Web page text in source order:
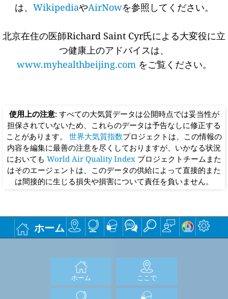
は、 WikipediaやAirNowを参照してください。
北京在住の医師Richard Saint Cyr氏による大変役に立
つ健康上のアドバイスは、
www.myhealthbeijing.com をご覧ください。
使用上の注意: すべての大気質データは公開時点では妥当性が
担保されていないため、これらのデータは予告なしに修正する
ことがあります。 世界大気質指数プロジェクトは、この情報の
内容を編集に最善の注意を尽くしておりますが、いかなる状況
においても World Air Quality Index プロジェクトチームまた
はそのエージェントは、このデータの供給によって直接的また
は間接的に生じる損失や損害について責任を負いません。
ホーム
ホーム ここで